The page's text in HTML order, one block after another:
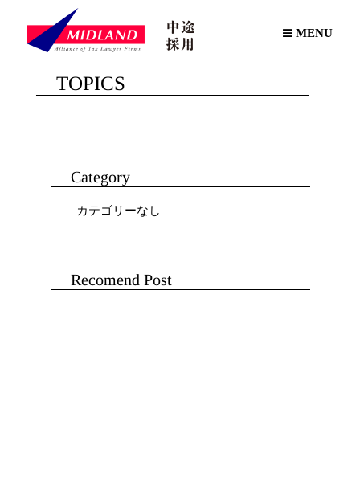
MENU
TOPICS
Category
カテゴリーなし
Recomend Post